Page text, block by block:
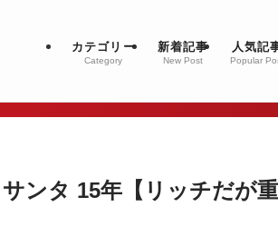
カテゴリー
Category
新着記事
New Post
人気記
Popular
ンタ 15年【リッチだが